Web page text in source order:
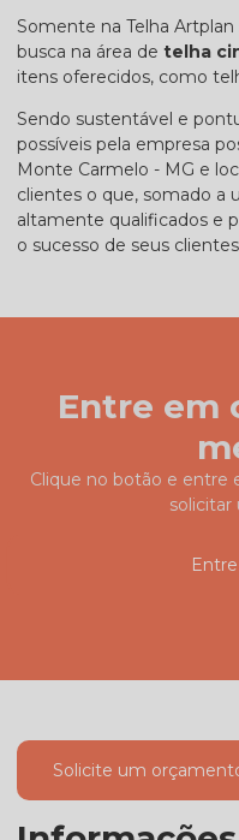
Somente na Telha
busca na área de telha
itens oferecidos, como
Sendo sustentável e
possíveis pela empresa
Monte Carmelo - MG e
clientes o que, somado a
altamente qualificados e
o sucesso de seus
Entre em
Clique no botão e entre
Solicite um